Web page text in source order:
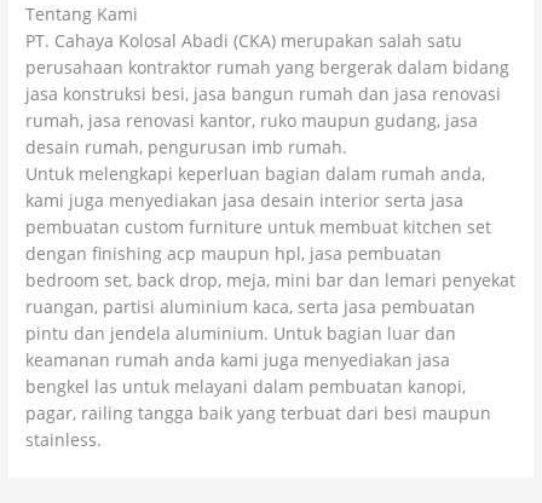
Tentang Kami
PT. Cahaya Kolosal Abadi (CKA) merupakan salah satu
perusahaan kontraktor rumah yang bergerak dalam bidang
jasa konstruksi besi, jasa bangun rumah dan jasa renovasi
rumah, jasa renovasi kantor, ruko maupun gudang, jasa
desain rumah, pengurusan imb rumah.
Untuk melengkapi keperluan bagian dalam rumah anda,
kami juga menyediakan jasa desain interior serta jasa
pembuatan custom furniture untuk membuat kitchen set
dengan finishing acp maupun hpl, jasa pembuatan
bedroom set, back drop, meja, mini bar dan lemari penyekat
ruangan, partisi aluminium kaca, serta jasa pembuatan
pintu dan jendela aluminium. Untuk bagian luar dan
keamanan rumah anda kami juga menyediakan jasa
bengkel las untuk melayani dalam pembuatan kanopi,
pagar, railing tangga baik yang terbuat dari besi maupun
stainless.